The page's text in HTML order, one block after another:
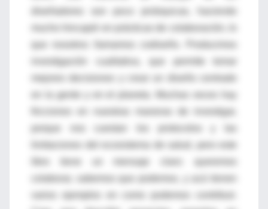
mucho hincapié en prácticas de colaboración, lo
investigación cualitativa, que permite tomar
en la gente y en el planeta. Muchas veces hay
fricciones en nuestras maneras de investigar,
porque nos cuestan los protocolos y las
libro tiene un mensaje claro: queremos